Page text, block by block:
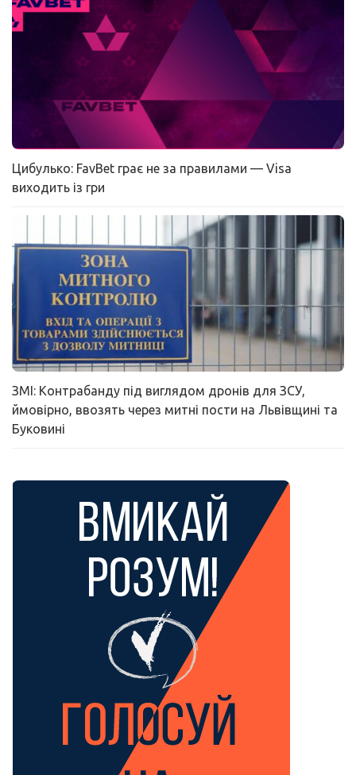
Цибулько: FavBet грає не за правилами — Visa
виходить із гри
ЗМІ: Контрабанду під виглядом дронів для ЗСУ,
ймовірно, ввозять через митні пости на Львівщині та
Буковині